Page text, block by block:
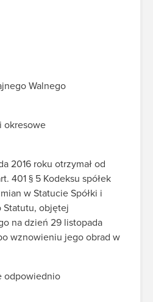
Walnego
okresowe
2016 roku otrzymał od
401 § 5 Kodeksu spółek
w Statucie Spółki i
Statutu, objętej
na dzień 29 listopada
wznowieniu jego obrad w
odpowiednio